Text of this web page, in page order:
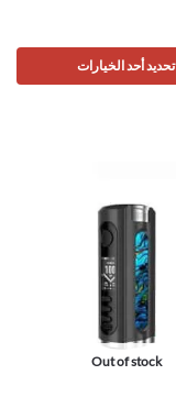
تحديد أحد الخيارات
Out of stock